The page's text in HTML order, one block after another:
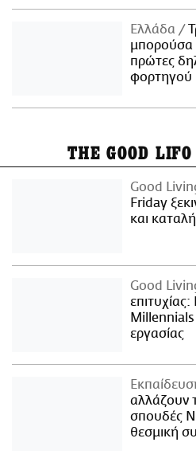
Ελλάδα
μπορούσα
πρώτες
φορτηγού
THE GOOD LIFO
Good
Friday
και
Good
Millennials
εργασίας
αλλάζουν
σπουδές
θεσμική